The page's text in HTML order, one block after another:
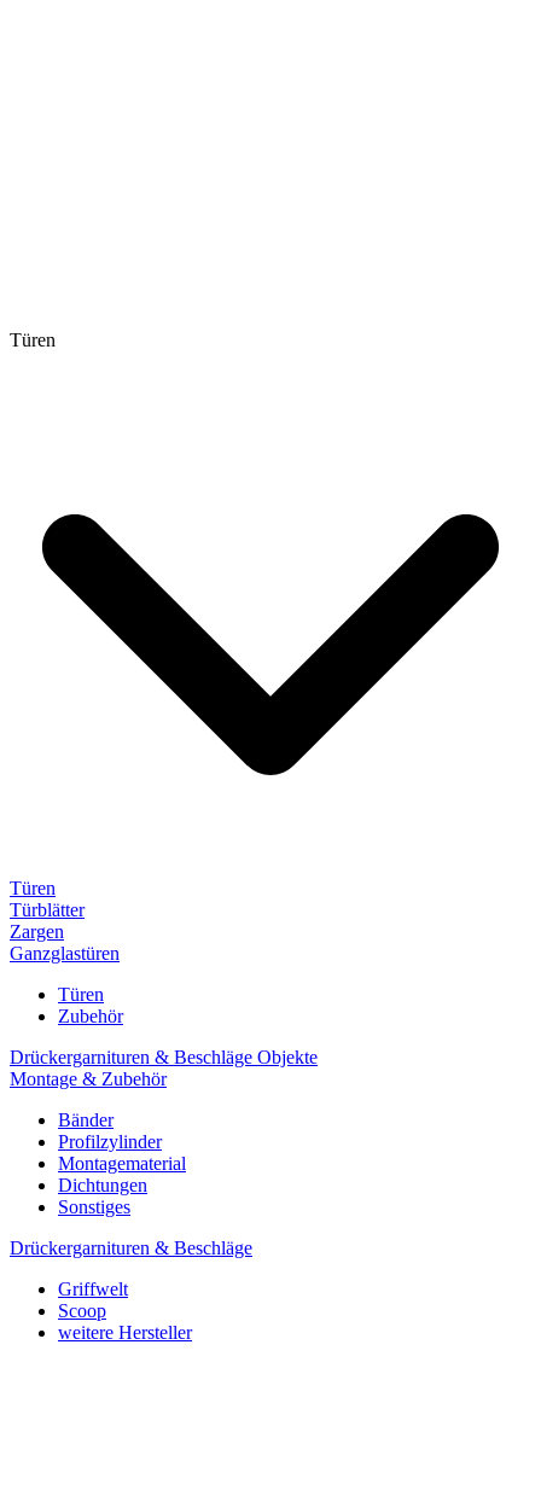
Türen
Türen
Türblätter
Zargen
Ganzglastüren
Türen
Zubehör
Drückergarnituren & Beschläge Objekte
Montage & Zubehör
Bänder
Profilzylinder
Montagematerial
Dichtungen
Sonstiges
Drückergarnituren & Beschläge
Griffwelt
Scoop
weitere Hersteller